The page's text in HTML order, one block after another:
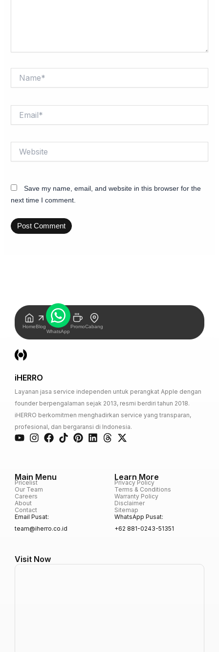
Save my name, email, and website in this browser for the
next time I comment.
HomeBlog WhatsApp PromoCabang
iHERRO
Layanan jasa service independen untuk perangkat Apple dengan
founder berpengalaman sejak 2013, resmi berdiri tahun 2018.
iHERRO berkomitmen menghadirkan service yang transparan,
profesional, dan bergaransi di Indonesia.
Main Menu
Pricelist
Our Team
Careers
About
Contact
Email Pusat:
team@iherro.co.id
Learn More
Privacy Policy
Terms & Conditions
Warranty Policy
Disclaimer
Sitemap
WhatsApp Pusat:
+62 881-0243-51351
Visit Now